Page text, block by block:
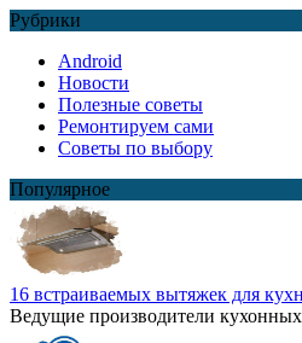
Рубрики
Android
Новости
Полезные советы
Ремонтируем сами
Советы по выбору
Популярное
16 встраиваемых вытяжек для
Ведущие производители